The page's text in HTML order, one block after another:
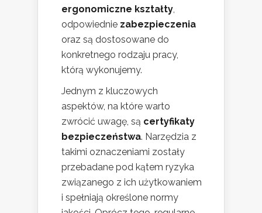
ergonomiczne kształty
odpowiednie zabezpieczenia
oraz są dostosowane do
konkretnego rodzaju pracy,
którą wykonujemy.
Jednym z kluczowych
aspektów, na które warto
zwrócić uwagę, są certyfikaty
bezpieczeństwa. Narzędzia z
takimi oznaczeniami zostały
przebadane pod kątem ryzyka
związanego z ich użytkowaniem
i spełniają określone normy